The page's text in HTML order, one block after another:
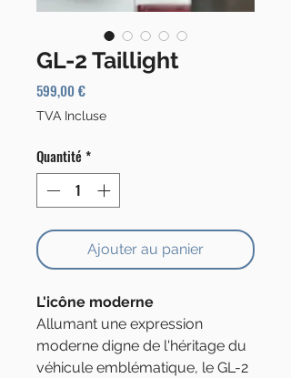
GL-2 Taillight
599,00 €Prix
TVA Incluse
Quantité *
Ajouter au panier
L'icône moderne
Allumant une expression
moderne digne de l'héritage du
véhicule emblématique, le GL-2